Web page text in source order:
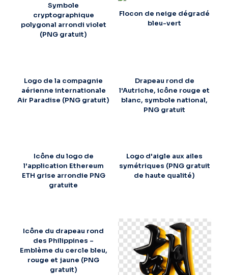
Symbole
cryptographique
polygonal arrondi violet
(PNG gratuit)
Flocon de neige dégradé
bleu-vert
Logo de la compagnie
aérienne internationale
Air Paradise (PNG gratuit)
Drapeau rond de
l'Autriche, icône rouge et
blanc, symbole national,
PNG gratuit
Icône du logo de
l'application Ethereum
ETH grise arrondie PNG
gratuite
Logo d'aigle aux ailes
symétriques (PNG gratuit
de haute qualité)
Icône du drapeau rond
des Philippines –
Emblème du cercle bleu,
rouge et jaune (PNG
gratuit)